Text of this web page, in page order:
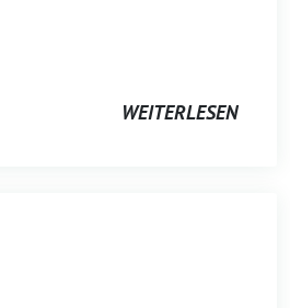
WEITERLESEN